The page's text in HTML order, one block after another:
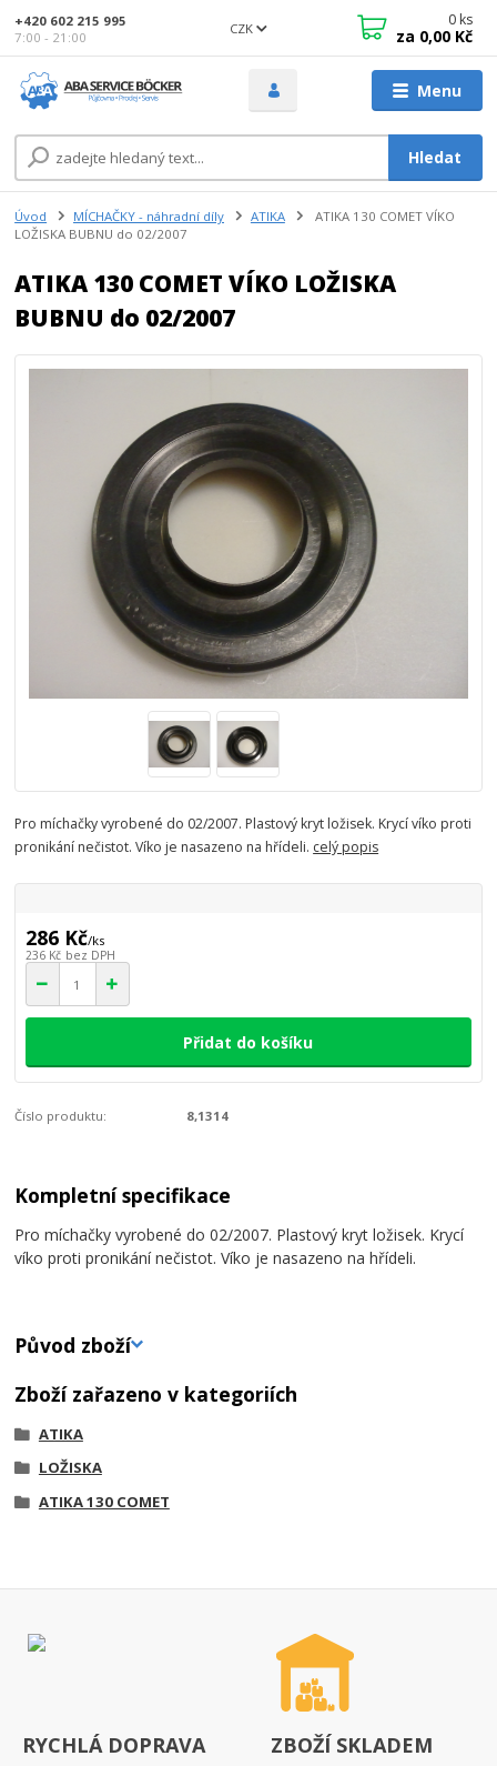
Menu
CZK
Hledat
+420 602 215 995
7:00 - 21:00
0 ks
za 0,00 Kč
Úvod MÍCHAČKY - náhradní díly ATIKA
ATIKA 130 COMET VÍKO
LOŽISKA BUBNU do 02/2007
ATIKA 130 COMET VÍKO LOŽISKA
BUBNU do 02/2007
Pro míchačky vyrobené do 02/2007. Plastový kryt ložisek. Krycí víko proti
pronikání nečistot. Víko je nasazeno na hřídeli. celý popis
286 Kč/ks
236 Kč bez DPH
Přidat do košíku
Číslo produktu: 8,1314
Kompletní specifikace
Pro míchačky vyrobené do 02/2007. Plastový kryt ložisek. Krycí
víko proti pronikání nečistot. Víko je nasazeno na hřídeli.
Původ zboží
Zboží zařazeno v kategoriích
ATIKA
LOŽISKA
ATIKA 130 COMET
RYCHLÁ DOPRAVA ZBOŽÍ SKLADEM